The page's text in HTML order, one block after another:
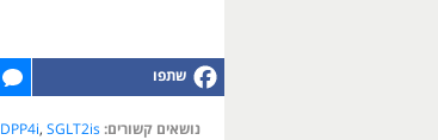
נושאים קשורים: DPP4i, SGLT2is